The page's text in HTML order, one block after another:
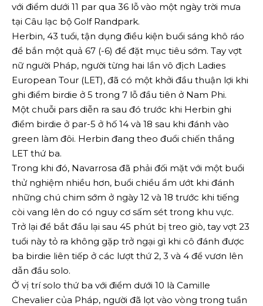
với điểm dưới 11 par qua 36 lỗ vào một ngày trời mưa
tại Câu lạc bộ Golf Randpark.
Herbin, 43 tuổi, tận dụng điều kiện buổi sáng khô ráo
để bắn một quả 67 (-6) để đặt mục tiêu sớm. Tay vợt
nữ người Pháp, người từng hai lần vô địch Ladies
European Tour (LET), đã có một khởi đầu thuận lợi khi
ghi điểm birdie ở 5 trong 7 lỗ đầu tiên ở Nam Phi.
Một chuỗi pars diễn ra sau đó trước khi Herbin ghi
điểm birdie ở par-5 ở hố 14 và 18 sau khi đánh vào
green làm đôi. Herbin đang theo đuổi chiến thắng
LET thứ ba.
Trong khi đó, Navarrosa đã phải đối mặt với một buổi
thử nghiệm nhiều hơn, buổi chiều ẩm ướt khi đánh
những chú chim sớm ở ngày 12 và 18 trước khi tiếng
còi vang lên do có nguy cơ sấm sét trong khu vực.
Trở lại để bắt đầu lại sau 45 phút bị treo giò, tay vợt 23
tuổi này tỏ ra không gặp trở ngại gì khi cô đánh được
ba birdie liên tiếp ở các lượt thứ 2, 3 và 4 để vươn lên
dẫn đầu solo.
Ở vị trí solo thứ ba với điểm dưới 10 là Camille
Chevalier của Pháp, người đã lọt vào vòng trong tuần